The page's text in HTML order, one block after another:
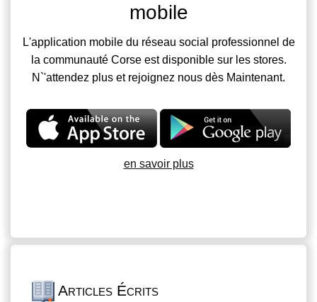
mobile
L'application mobile du réseau social professionnel de
la communauté Corse est disponible sur les stores.
N`'attendez plus et rejoignez nous dès Maintenant.
en savoir plus
Articles Écrits